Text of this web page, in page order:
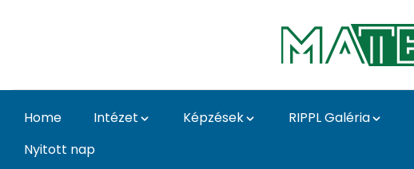
Home Intézet Képzések RIPPL Galéria
Nyitott nap